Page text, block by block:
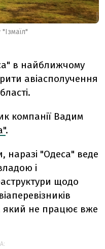
в найближчому
авіасполучення
компанії Вадим
.
наразі "Одеса" веде
і
щодо
який не працює вже